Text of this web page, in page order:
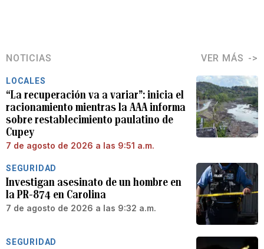
NOTICIAS VER MÁS
LOCALES
“La recuperación va a variar”: inicia el
racionamiento mientras la AAA informa
sobre restablecimiento paulatino de
Cupey
7 de agosto de 2026 a las 9:51 a.m.
SEGURIDAD
Investigan asesinato de un hombre en
la PR-874 en Carolina
7 de agosto de 2026 a las 9:32 a.m.
SEGURIDAD